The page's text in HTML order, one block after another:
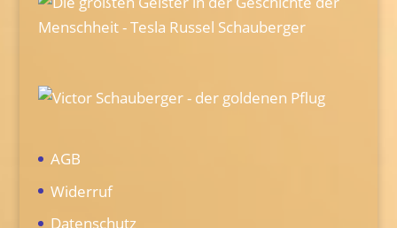
AGB
Widerruf
Datenschutz